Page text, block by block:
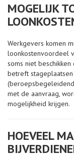
MOGELIJK
Werkgevers komen
loonkostenvoordeel
soms niet
betreft
met de aanvraag,
mogelijkheid krijgen.
HOEVEEL